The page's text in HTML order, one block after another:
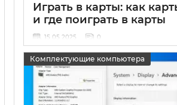
Играть в карты: как
и где поиграть в карты
15 05 2025 0
Комплектующие компьютера